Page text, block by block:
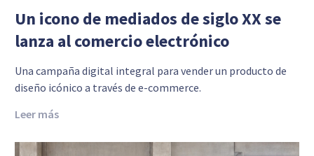
Un icono de mediados de siglo XX se
lanza al comercio electrónico
Una campaña digital integral para vender un producto de
diseño icónico a través de e-commerce.
Leer más